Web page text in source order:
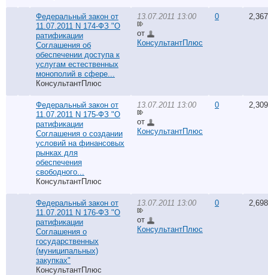
Федеральный закон от
11.07.2011 N 174-ФЗ "О
ратификации
Соглашения об
обеспечении доступа к
услугам естественных
монополий в сфере...
КонсультантПлюс
13.07.2011 13:00
от
КонсультантПлюс
0 2,367
Федеральный закон от
11.07.2011 N 175-ФЗ "О
ратификации
Соглашения о создании
условий на финансовых
рынках для
обеспечения
свободного...
КонсультантПлюс
13.07.2011 13:00
от
КонсультантПлюс
0 2,309
Федеральный закон от
11.07.2011 N 176-ФЗ "О
ратификации
Соглашения о
государственных
(муниципальных)
закупках"
КонсультантПлюс
13.07.2011 13:00
от
КонсультантПлюс
0 2,698